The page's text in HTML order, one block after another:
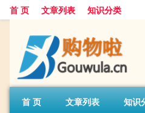
首 页 文章列表 知识分类
首 页 文章列表 知识